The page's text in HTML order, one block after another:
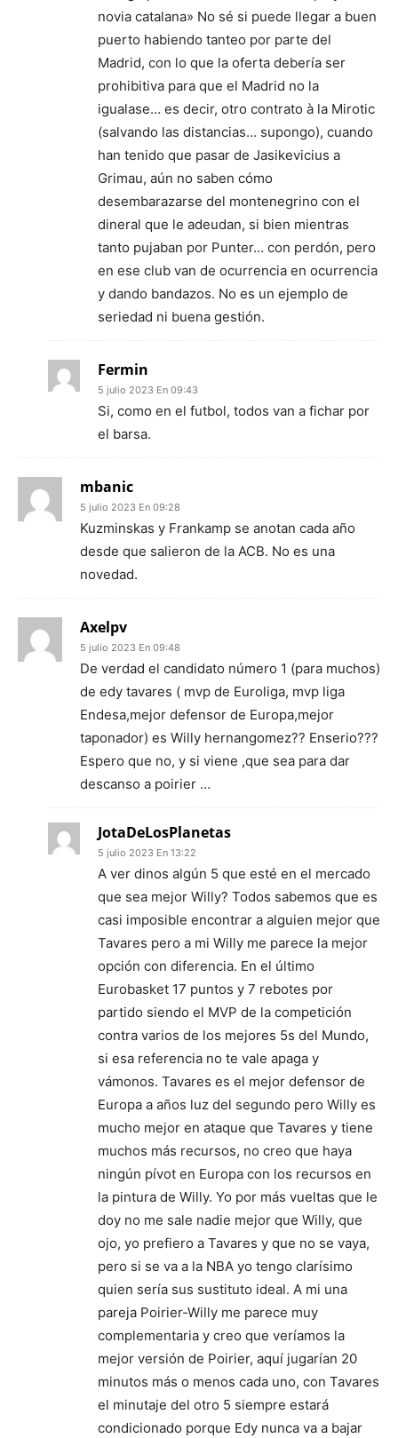
novia catalana» No sé si puede llegar a buen
puerto habiendo tanteo por parte del
Madrid, con lo que la oferta debería ser
prohibitiva para que el Madrid no la
igualase… es decir, otro contrato à la Mirotic
(salvando las distancias… supongo), cuando
han tenido que pasar de Jasikevicius a
Grimau, aún no saben cómo
desembarazarse del montenegrino con el
dineral que le adeudan, si bien mientras
tanto pujaban por Punter… con perdón, pero
en ese club van de ocurrencia en ocurrencia
y dando bandazos. No es un ejemplo de
seriedad ni buena gestión.
Fermin
5 julio 2023 En 09:43
Si, como en el futbol, todos van a fichar por
el barsa.
mbanic
5 julio 2023 En 09:28
Kuzminskas y Frankamp se anotan cada año
desde que salieron de la ACB. No es una
novedad.
Axelpv
5 julio 2023 En 09:48
De verdad el candidato número 1 (para muchos)
de edy tavares ( mvp de Euroliga, mvp liga
Endesa,mejor defensor de Europa,mejor
taponador) es Willy hernangomez?? Enserio???
Espero que no, y si viene ,que sea para dar
descanso a poirier …
JotaDeLosPlanetas
5 julio 2023 En 13:22
A ver dinos algún 5 que esté en el mercado
que sea mejor Willy? Todos sabemos que es
casi imposible encontrar a alguien mejor que
Tavares pero a mi Willy me parece la mejor
opción con diferencia. En el último
Eurobasket 17 puntos y 7 rebotes por
partido siendo el MVP de la competición
contra varios de los mejores 5s del Mundo,
si esa referencia no te vale apaga y
vámonos. Tavares es el mejor defensor de
Europa a años luz del segundo pero Willy es
mucho mejor en ataque que Tavares y tiene
muchos más recursos, no creo que haya
ningún pívot en Europa con los recursos en
la pintura de Willy. Yo por más vueltas que le
doy no me sale nadie mejor que Willy, que
ojo, yo prefiero a Tavares y que no se vaya,
pero si se va a la NBA yo tengo clarísimo
quien sería sus sustituto ideal. A mi una
pareja Poirier-Willy me parece muy
complementaria y creo que veríamos la
mejor versión de Poirier, aquí jugarían 20
minutos más o menos cada uno, con Tavares
el minutaje del otro 5 siempre estará
condicionado porque Edy nunca va a bajar